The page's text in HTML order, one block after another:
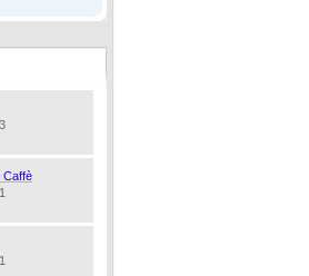
3
Caffè
1
1